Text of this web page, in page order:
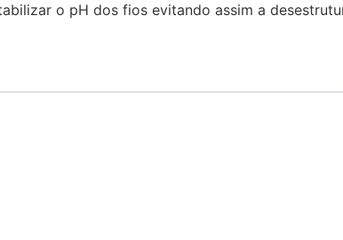
o pH dos fios evitando assim a